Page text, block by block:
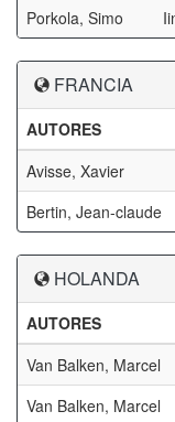
Porkola, Simo
FRANCIA
AUTORES
Avisse, Xavier
Bertin, Jean-claude
HOLANDA
AUTORES
Van Balken, Marcel
Van Balken, Marcel